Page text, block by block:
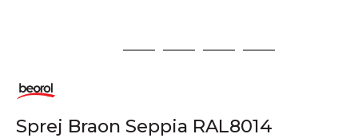
2 3 4 5
Sprej Braon Seppia RAL8014